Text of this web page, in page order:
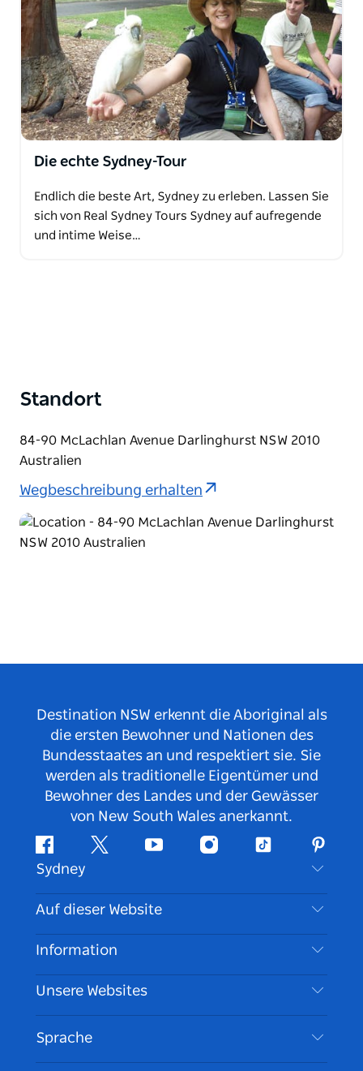
Die echte Sydney-Tour
Endlich die beste Art, Sydney zu erleben. Lassen Sie
sich von Real Sydney Tours Sydney auf aufregende
und intime Weise…
Standort
84-90 McLachlan Avenue Darlinghurst NSW 2010
Australien
Wegbeschreibung erhalten
Destination NSW erkennt die Aboriginal als
die ersten Bewohner und Nationen des
Bundesstaates an und respektiert sie. Sie
werden als traditionelle Eigentümer und
Bewohner des Landes und der Gewässer
von New South Wales anerkannt.
FacebookTwitter YouTubeInstagramTikTok
Sydney
Kontaktieren Sie uns
Haftungsausschluss
Cookie Notice
Auf dieser Website
Reiseziele
Aktivitäten
Veranstaltungen
Unterkunft
Information
Reiseinformationen
Barrierefreies Sydney
Tragen Sie Ihr Unternehmen ein
Unsere Websites
Sprache